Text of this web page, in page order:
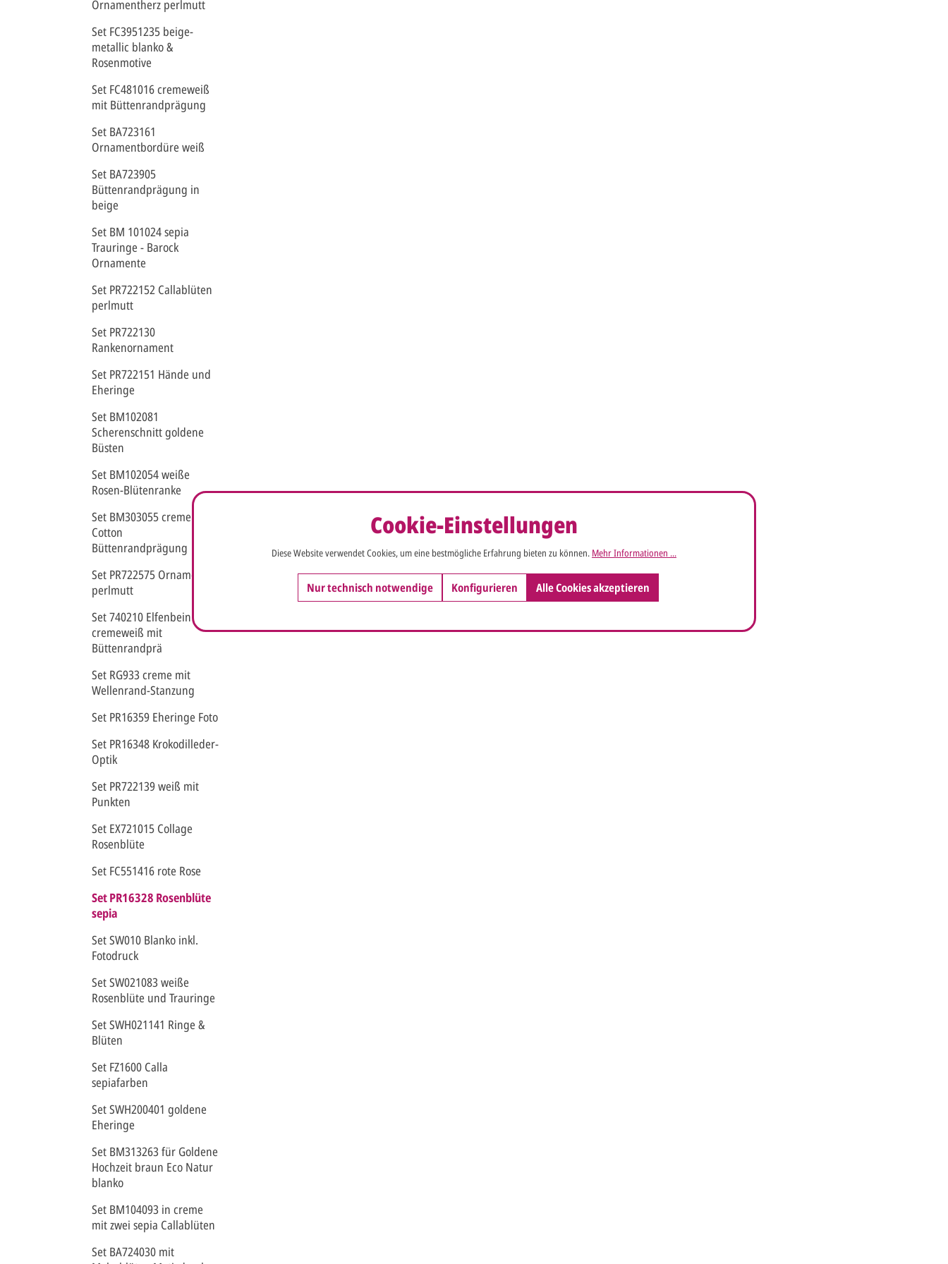
Ornamentherz perlmutt
Set FC3951235 beige-
metallic blanko &
Rosenmotive
Set FC481016 cremeweiß
mit Büttenrandprägung
Set BA723161
Ornamentbordüre weiß
Set BA723905
Büttenrandprägung in
beige
Set BM 101024 sepia
Trauringe - Barock
Ornamente
Set PR722152 Callablüten
perlmutt
Set PR722130
Rankenornament
Set PR722151 Hände und
Eheringe
Set BM102081
Scherenschnitt goldene
Büsten
Set BM102054 weiße
Rosen-Blütenranke
Set BM303055 creme Pure
Cotton
Büttenrandprägung
Set PR722575 Ornament
perlmutt
Set 740210 Elfenbein -
cremeweiß mit
Büttenrandprä
Set RG933 creme mit
Wellenrand-Stanzung
Set PR16359 Eheringe Foto
Set PR16348 Krokodilleder-
Optik
Set PR722139 weiß mit
Punkten
Set EX721015 Collage
Rosenblüte
Set FC551416 rote Rose
Set PR16328 Rosenblüte
sepia
Set SW010 Blanko inkl.
Fotodruck
Set SW021083 weiße
Rosenblüte und Trauringe
Set SWH021141 Ringe &
Blüten
Set FZ1600 Calla
sepiafarben
Set SWH200401 goldene
Eheringe
Set BM313263 für Goldene
Hochzeit braun Eco Natur
blanko
Set BM104093 in creme
mit zwei sepia Callablüten
Set BA724030 mit
Cookie-Einstellungen
Diese Website verwendet Cookies, um eine bestmögliche Erfahrung bieten zu können. Mehr Informationen ...
Nur technisch notwendige Konfigurieren Alle Cookies akzeptieren